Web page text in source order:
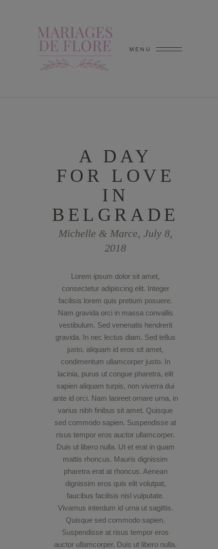
MENU
A DAY
FOR LOVE
IN
BELGRADE
Michelle & Marce, July 8,
2018
Lorem ipsum dolor sit amet,
consectetur adipiscing elit. Integer
facilisis lorem quis pretium posuere.
Nam gravida orci in massa convallis
vestibulum. Sed venenatis hendrerit
gravida. In nec lectus diam. Sed tellus
justo, aliquam id eros sit amet,
condimentum ullamcorper justo. In
lacinia, purus ut congue pharetra, elit
sapien aliquam turpis, non viverra dui
ante id orci. Nam laoreet ornare urna, in
varius nibh finibus sit amet. Quisque
sed commodo sapien. Suspendisse at
risus tempor eros auctor ullamcorper.
Duis ut libero nulla. Ut et erat in quam
mattis rhoncus. Mauris dignissim
pharetra erat at rhoncus. Aenean
dignissim eros quis elit volutpat,
faucibus facilisis nisl vulputate.
Vivamus interdum id urna ut sagittis.
Quisque sed commodo sapien.
Suspendisse at risus tempor eros
auctor ullamcorper. Duis ut libero nulla.